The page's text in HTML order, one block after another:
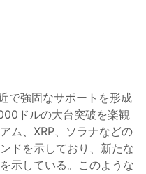
で強固なサポートを形成
ドルの大台突破を楽観
ム、XRP、ソラナなどの
ドを示しており、新たな
示している。このような